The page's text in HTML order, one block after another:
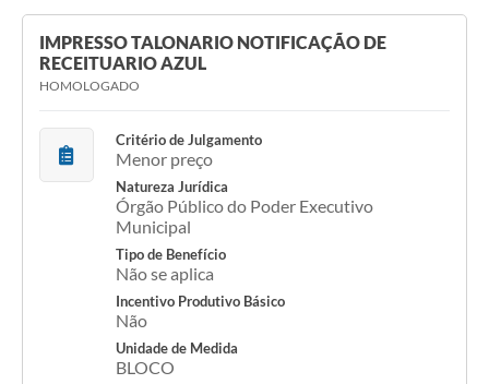
IMPRESSO TALONARIO NOTIFICAÇÃO DE
RECEITUARIO AZUL
HOMOLOGADO
Critério de Julgamento
Menor preço
Natureza Jurídica
Órgão Público do Poder Executivo
Municipal
Tipo de Benefício
Não se aplica
Incentivo Produtivo Básico
Não
Unidade de Medida
BLOCO